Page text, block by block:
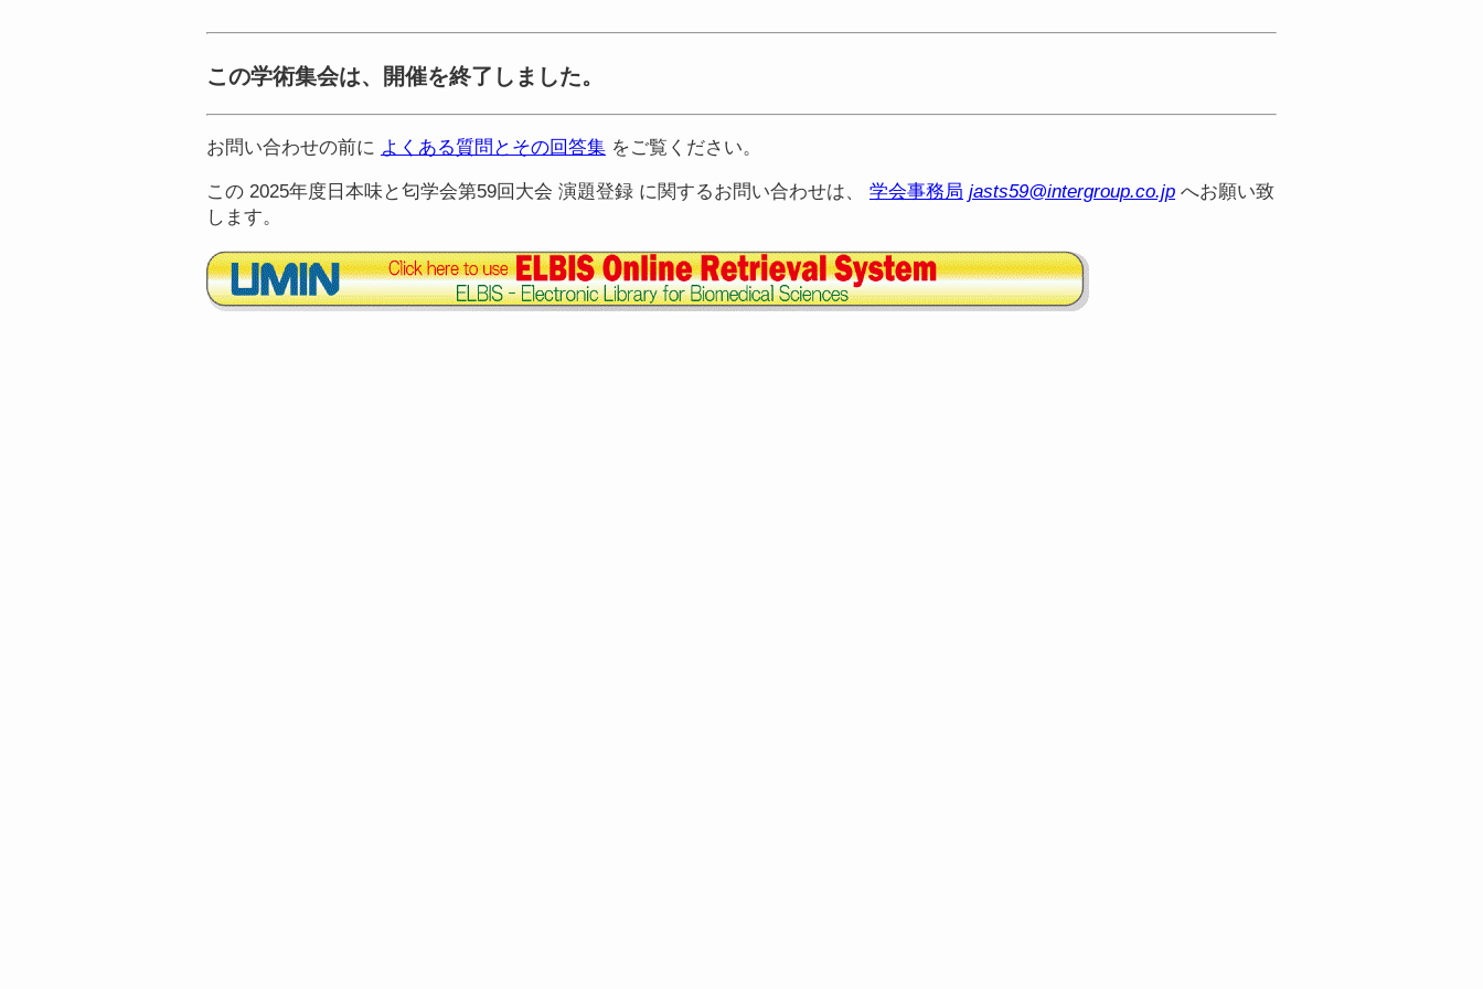
この学術集会は、開催を終了しました。
お問い合わせの前に よくある質問とその回答集 をご覧ください。
この 2025年度日本味と匂学会第59回大会 演題登録 に関するお問い合わせは、 学会事務局 jasts59@intergroup.co.jp へお願い致
します。